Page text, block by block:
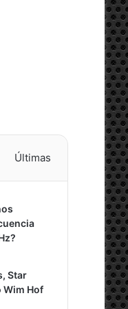
Hace
04/11/
13/11/
05/11/
25/10/
Últimas
Star
Wim Hof